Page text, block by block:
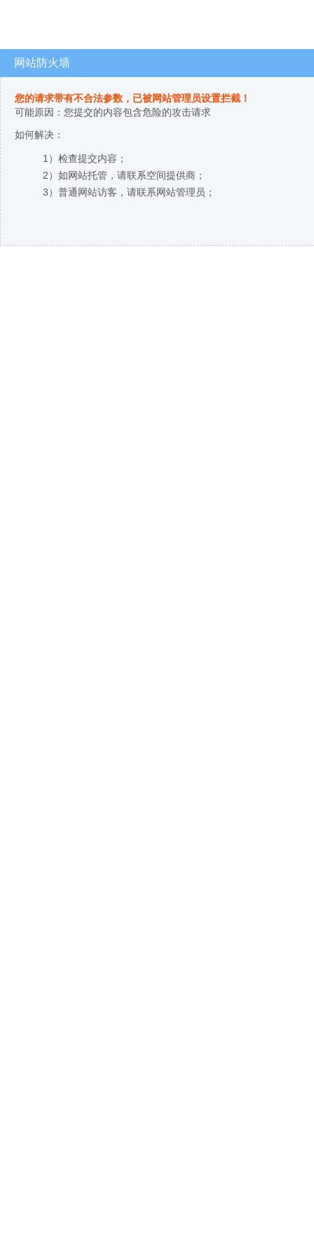
网站防火墙
您的请求带有不合法参数，已被网站管理员设置拦截！
可能原因：您提交的内容包含危险的攻击请求
如何解决：
1）检查提交内容；
2）如网站托管，请联系空间提供商；
3）普通网站访客，请联系网站管理员；